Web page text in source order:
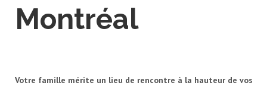
Montréal
Votre famille mérite un lieu de rencontre à la hauteur de vos